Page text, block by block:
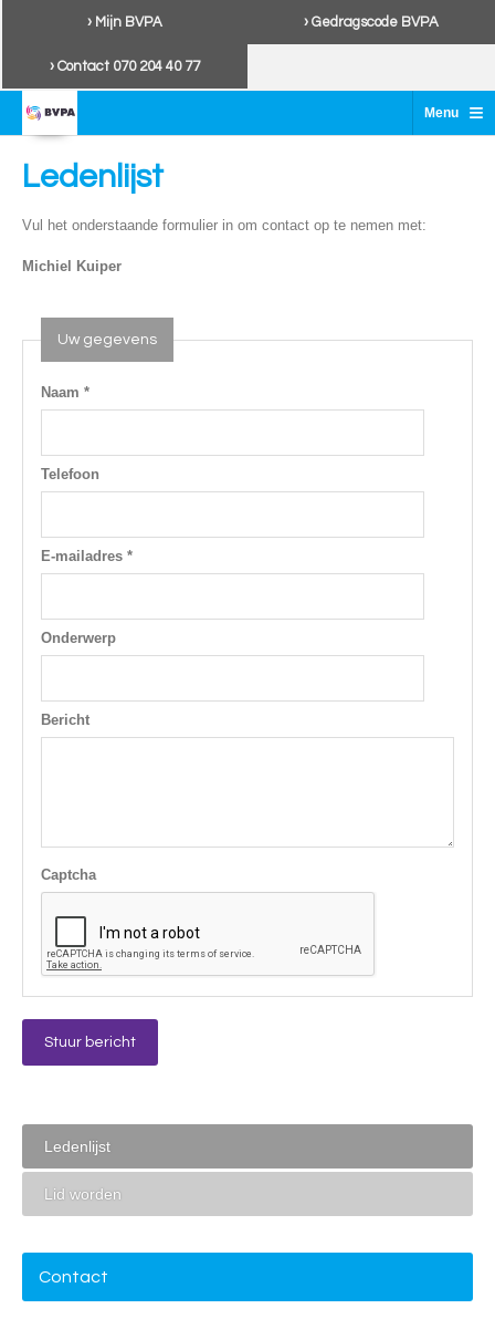
› Mijn BVPA › Gedragscode BVPA
› Contact 070 204 40 77
Menu ≡
Ledenlijst
Vul het onderstaande formulier in om contact op te nemen met:
Michiel Kuiper
Uw gegevens
Naam *
Telefoon
E-mailadres *
Onderwerp
Bericht
Captcha
Ledenlijst
Lid worden
Contact